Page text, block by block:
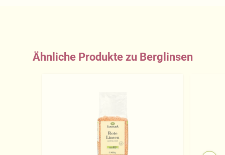
Ähnliche Produkte zu Berglinsen